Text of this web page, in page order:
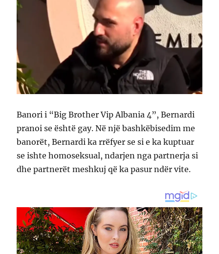
Banori i “Big Brother Vip Albania 4”, Bernardi
pranoi se është gay. Në një bashkëbisedim me
banorët, Bernardi ka rrëfyer se si e ka kuptuar
se ishte homoseksual, ndarjen nga partnerja si
dhe partnerët meshkuj që ka pasur ndër vite.